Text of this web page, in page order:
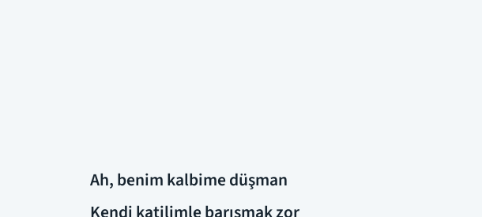
Ah, benim kalbime düşman